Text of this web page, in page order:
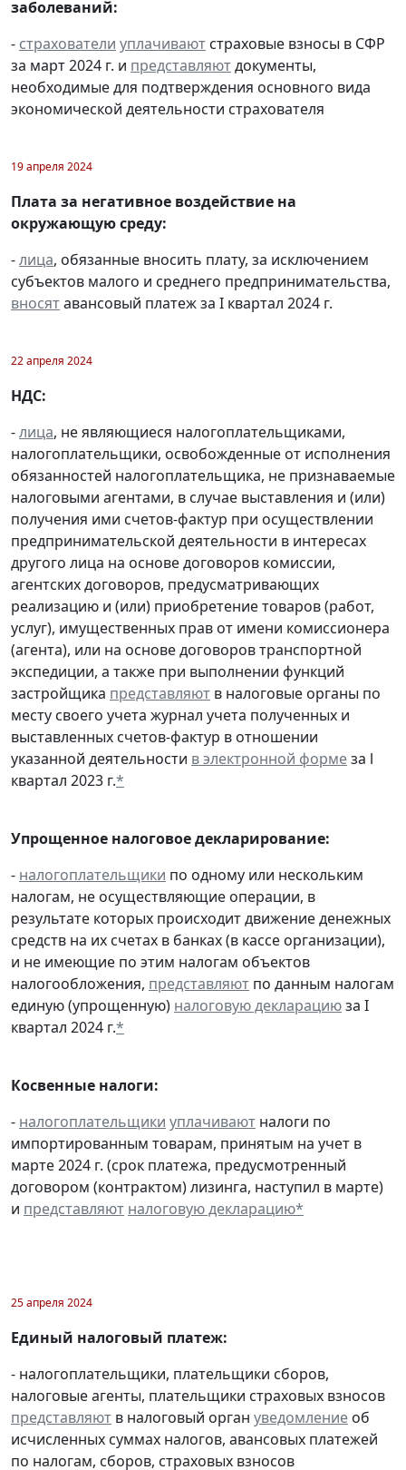
заболеваний:
- страхователи уплачивают страховые взносы в СФР
за март 2024 г. и представляютдокументы,
необходимые для подтверждения основного вида
экономической деятельности страхователя
19 апреля 2024
Плата за негативное воздействие на
окружающую среду:
-лица, обязанные вносить плату, за исключением
субъектов малого и среднего предпринимательства,
вносятавансовый платеж за I квартал 2024 г.
22 апреля 2024
НДС:
-лица, не являющиеся налогоплательщиками,
налогоплательщики, освобожденные от исполнения
обязанностей налогоплательщика, не признаваемые
налоговыми агентами, в случае выставления и (или)
получения ими счетов-фактур при осуществлении
предпринимательской деятельности в интересах
другого лица на основе договоров комиссии,
агентских договоров, предусматривающих
реализацию и (или) приобретение товаров (работ,
услуг), имущественных прав от имени комиссионера
(агента), или на основе договоров транспортной
экспедиции, а также при выполнении функций
застройщика представляют в налоговые органы по
месту своего учета журнал учета полученных и
выставленных счетов-фактур в отношении
указанной деятельности в электронной формеза l
квартал 2023 г.*
Упрощенное налоговое декларирование:
- налогоплательщики по одному или нескольким
налогам, не осуществляющие операции, в
результате которых происходит движение денежных
средств на их счетах в банках (в кассе организации),
и не имеющие по этим налогам объектов
налогообложения, представляют по данным налогам
единую (упрощенную) налоговую декларациюза I
квартал 2024 г.*
Косвенные налоги:
- налогоплательщики уплачивают налоги по
импортированным товарам, принятым на учет в
марте 2024 г. (срок платежа, предусмотренный
договором (контрактом) лизинга, наступил в марте)
и представляют налоговую декларацию*
25 апреля 2024
Единый налоговый платеж:
- налогоплательщики, плательщики сборов,
налоговые агенты, плательщики страховых взносов
представляют в налоговый орган уведомление об
исчисленных суммах налогов, авансовых платежей
по налогам, сборов, страховых взносов